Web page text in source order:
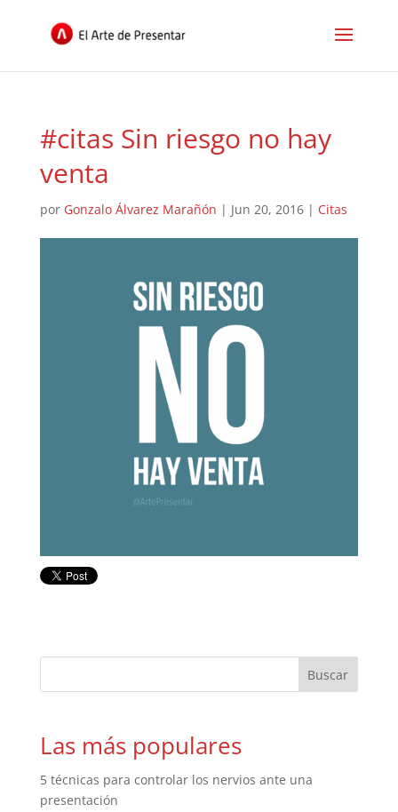
#citas Sin riesgo no hay
venta
por Gonzalo Álvarez Marañón | Jun 20, 2016| Citas
Las más populares
5 técnicas para controlar los nervios ante una
presentación